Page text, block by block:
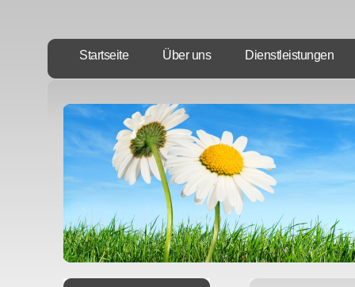
Startseite Über uns Dienstleistungen